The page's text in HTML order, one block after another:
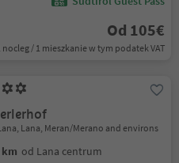
Od 105€
nocleg / 1 mieszkanie w tym podatek VAT
Lana, Meran/Merano and environs
km od Lana centrum